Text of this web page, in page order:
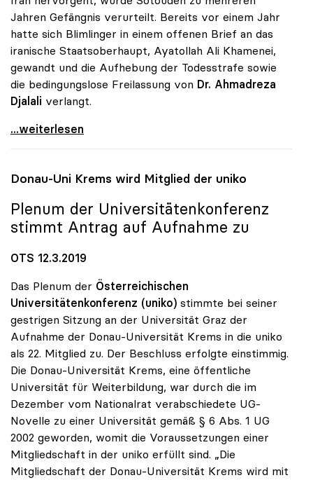
Jahren Gefängnis verurteilt. Bereits vor einem Jahr
hatte sich Blimlinger in einem offenen Brief an das
iranische Staatsoberhaupt, Ayatollah Ali Khamenei,
gewandt und die Aufhebung der Todesstrafe sowie
die bedingungslose Freilassung von Dr. Ahmadreza
Djalali verlangt.
uniko für Freilassung von Aktivistin und Forscher
...weiterlesen
Donau-Uni Krems wird Mitglied der uniko
Plenum der Universitätenkonferenz
stimmt Antrag auf Aufnahme zu
OTS 12.3.2019
Das Plenum der Österreichischen
Universitätenkonferenz (uniko) stimmte bei seiner
gestrigen Sitzung an der Universität Graz der
Aufnahme der Donau-Universität Krems in die uniko
als 22. Mitglied zu. Der Beschluss erfolgte einstimmig.
Die Donau-Universität Krems, eine öffentliche
Universität für Weiterbildung, war durch die im
Dezember vom Nationalrat verabschiedete UG-
Novelle zu einer Universität gemäß § 6 Abs. 1 UG
2002 geworden, womit die Voraussetzungen einer
Mitgliedschaft in der uniko erfüllt sind. „Die
Mitgliedschaft der Donau-Universität Krems wird mit